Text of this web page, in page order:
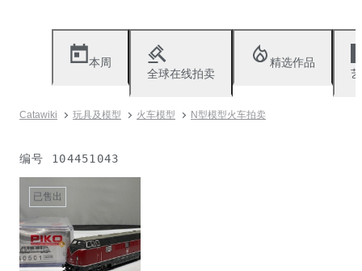
本周
全球在线拍卖
精选作品
Catawiki 玩具及模型 火车模型 N型模型火车拍卖
编号 104451043
已售出